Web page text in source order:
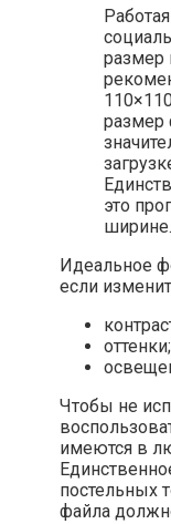
размер
размер
это
ширине.
Идеальное
если
оттенки;
Чтобы не
имеются в
постельных
файла